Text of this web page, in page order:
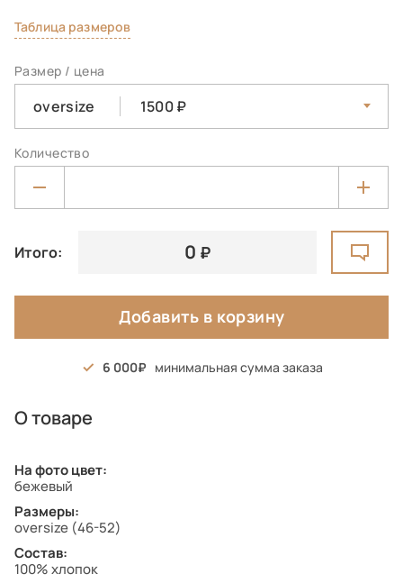
Таблица размеров
Размер / цена
oversize 1500
Количество
Итого: 0
Добавить в корзину
6 000 минимальная сумма заказа
О товаре
На фото цвет:
бежевый
Размеры:
oversize (46-52)
Состав:
100% хлопок